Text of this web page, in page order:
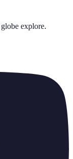
globe explore.